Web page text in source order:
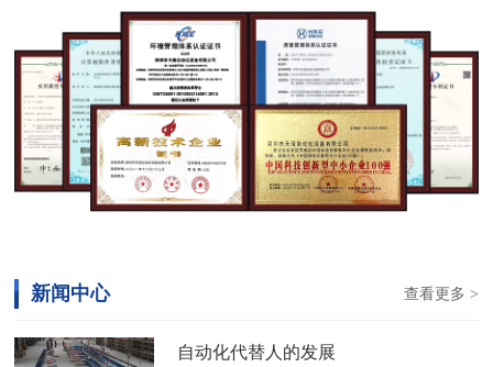
查看更多 >
新闻中心
自动化代替人的发展